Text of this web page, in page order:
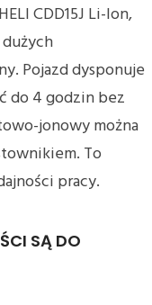
CDD15J Li-Ion,
Pojazd dysponuje
do 4 godzin bez
jonowy można
To
pracy.
SĄ DO